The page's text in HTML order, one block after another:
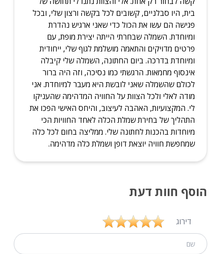
בית, היו סבלניים, קשובים לכל בקשה ורצון שלי, ובכל
פגישה הם עשו את הכול כדי שאני ארגיש נהדרת
ומיוחדת. השמלה שבחרתי הייתה יצירת מופת, עם
פרטים מדויקים והתאמה מושלמת לגוף שלי, ייחודית
ומיוחדת בדרכה. ביום החתונה, השמלה שלי קיבלה
אינסוף מחמאות. הרגשתי כמו נסיכה, וזה היה ברור
לכולם שהשמלה שאני לובשת היא מעבר למיוחדת. אני
מודה לאלי ולכל הצוות על החוויה המדהימה שהעניקו
לי. המקצועיות, האהבה לעיצוב, והיחס האישי הפכו את
התהליך של בחירת שמלת הכלה לאחד החוויות הכי
מיוחדות בהכנות לחתונה שלי. ממליצה בחום לכל כלה
שמחפשת חוויה יוצאת דופן ושמלת כלה מדהימה.
הוסף חוות דעת
דירוג